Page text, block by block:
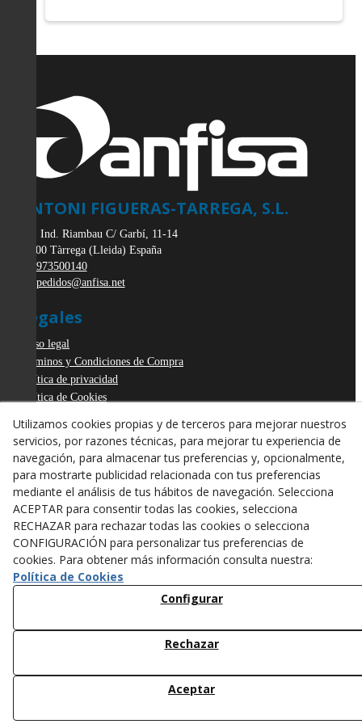
ANTONI FIGUERAS-TARREGA, S.L.
Pol. Ind. Riambau C/ Garbí, 11-14
25300 Tàrrega (Lleida) España
973500140
pedidos@anfisa.net
Legales
Aviso legal
Términos y Condiciones de Compra
Política de privacidad
Política de Cookies
Derecho de desistimiento
derechos reservados.
Utilizamos cookies propias y de terceros para mejorar nuestros
servicios, por razones técnicas, para mejorar tu experiencia de
navegación, para almacenar tus preferencias y, opcionalmente,
para mostrarte publicidad relacionada con tus preferencias
mediante el análisis de tus hábitos de navegación. Selecciona
ACEPTAR para consentir todas las cookies, selecciona
RECHAZAR para rechazar todas las cookies o selecciona
CONFIGURACIÓN para personalizar tus preferencias de
cookies. Para obtener más información consulta nuestra:
Política de Cookies
Configurar
Rechazar
Aceptar
/**/